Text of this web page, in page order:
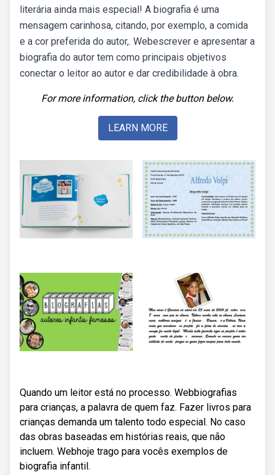
literária ainda mais especial! A biografia é uma
mensagem carinhosa, citando, por exemplo, a comida
e a cor preferida do autor,. Webescrever e apresentar a
biografia do autor tem como principais objetivos
conectar o leitor ao autor e dar credibilidade à obra.
For more information, click the button below.
LEARN MORE
Quando um leitor está no processo. Webbiografias
para crianças, a palavra de quem faz. Fazer livros para
crianças demanda um talento todo especial. No caso
das obras baseadas em histórias reais, que não
incluem. Webhoje trago para vocês exemplos de
biografia infantil.